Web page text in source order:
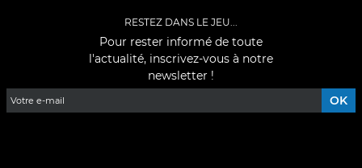
RESTEZ DANS LE JEU...
Pour rester informé de toute
l'actualité, inscrivez-vous à notre
newsletter !